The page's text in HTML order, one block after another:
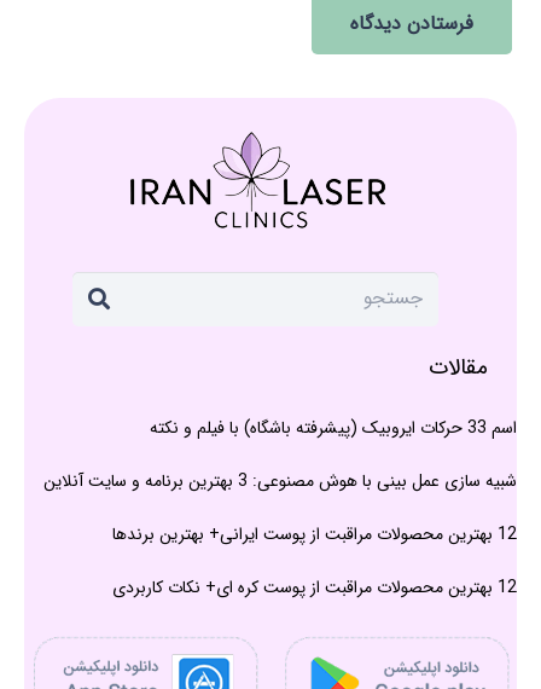
فرستادن دیدگاه
مقالات
اسم 33 حرکات ایروبیک (پیشرفته باشگاه) با فیلم و نکته
شبیه سازی عمل بینی با هوش مصنوعی: 3 بهترین برنامه و سایت آنلاین
12 بهترین محصولات مراقبت از پوست ایرانی+ بهترین برندها
12 بهترین محصولات مراقبت از پوست کره ای+ نکات کاربردی